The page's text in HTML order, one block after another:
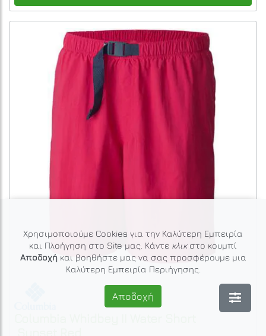
Χρησιμοποιούμε Cookies για την Καλύτερη Εμπειρία
και Πλοήγηση στο Site μας. Κάντε κλικ στο κουμπί
Αποδοχήκαι βοηθήστε μας να σας προσφέρουμε μια
Καλύτερη Εμπειρία Περιήγησης.
Αποδοχή